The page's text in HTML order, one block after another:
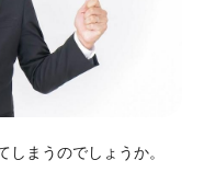
まうのでしょうか。